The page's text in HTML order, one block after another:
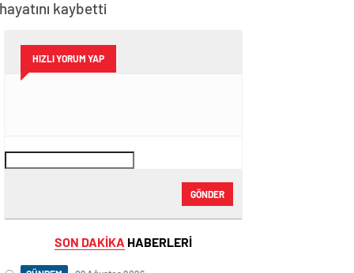
kaybetti
HIZLI YORUM YAP
GÖNDER
SON DAKİKA HABERLERİ